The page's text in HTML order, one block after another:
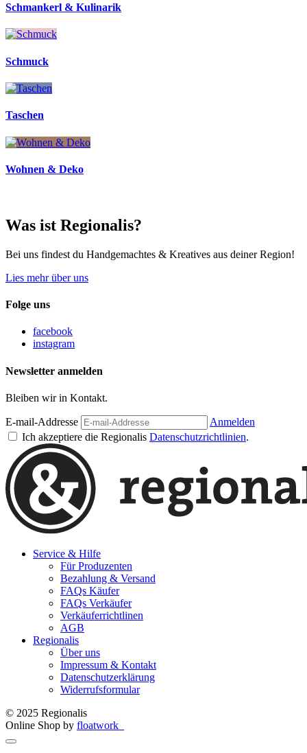
Schmankerl & Kulinarik
Schmuck
Taschen
Wohnen & Deko
Was ist Regionalis?
Bei uns findest du Handgemachtes & Kreatives aus deiner Region!
Lies mehr über uns
Folge uns
facebook
instagram
Newsletter anmelden
Bleiben wir in Kontakt.
E-mail-Addresse
Anmelden
Ich akzeptiere die Regionalis Datenschutzrichtlinien.
Service & Hilfe
Für Produzenten
Bezahlung & Versand
FAQs Käufer
FAQs Verkäufer
Verkäuferrichtlinen
AGB
Regionalis
Über uns
Impressum & Kontakt
Datenschutzerklärung
Widerrufsformular
© 2025 Regionalis
Online Shop by floatwork_